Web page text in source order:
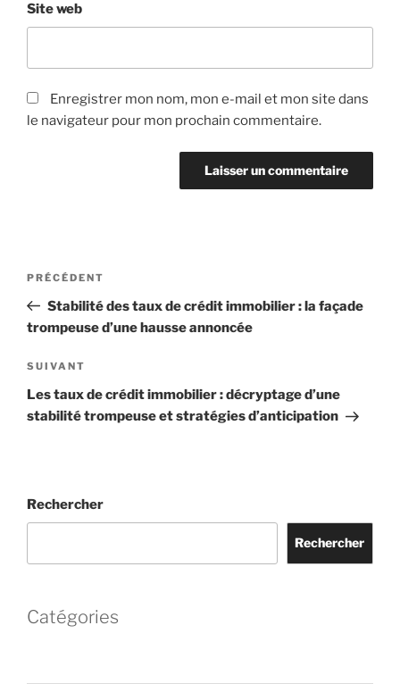
Site web
Enregistrer mon nom, mon e-mail et mon site dans
le navigateur pour mon prochain commentaire.
Navigation
l’article
Article
précédent
PRÉCÉDENT
Stabilité des taux de crédit immobilier : la façade
trompeuse d’une hausse annoncée
Article
suivant
SUIVANT
Les taux de crédit immobilier : décryptage d’une
stabilité trompeuse et stratégies d’anticipation
Rechercher
Rechercher
Catégories